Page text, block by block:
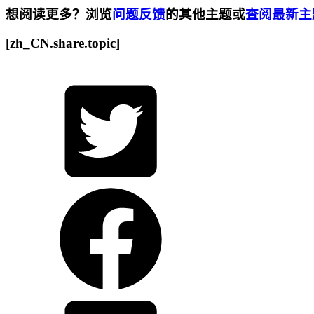
想阅读更多？浏览问题反馈的其他主题或查阅最新
[zh_CN.share.topic]